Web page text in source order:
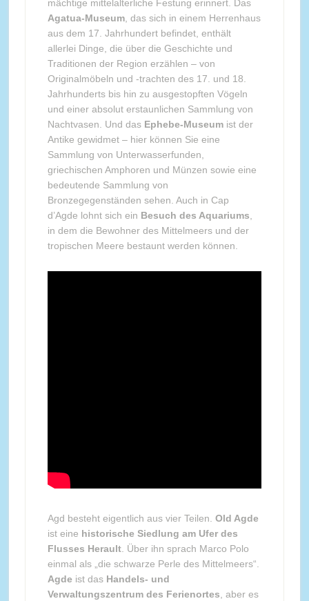
mächtige mittelalterliche Festung erinnert. Das
Agatua-Museum, das sich in einem Herrenhaus
aus dem 17. Jahrhundert befindet, enthält
allerlei Dinge, die über die Geschichte und
Traditionen der Region erzählen – von
Originalmöbeln und -trachten des 17. und 18.
Jahrhunderts bis hin zu ausgestopften Vögeln
und einer absolut erstaunlichen Sammlung von
Nachtvasen. Und das Ephebe-Museumist der
Antike gewidmet – hier können Sie eine
Sammlung von Unterwasserfunden,
griechischen Amphoren und Münzen sowie eine
bedeutende Sammlung von
Bronzegegenständen sehen. Auch in Cap
d’Agde lohnt sich ein Besuch des Aquariums
in dem die Bewohner des Mittelmeers und der
tropischen Meere bestaunt werden können.
Agd besteht eigentlich aus vier Teilen. Old Agde
ist eine historische Siedlung am Ufer des
Flusses Herault. Über ihn sprach Marco Polo
einmal als „die schwarze Perle des Mittelmeers“.
Agde ist das Handels- und
Verwaltungszentrum des Ferienortes , aber es